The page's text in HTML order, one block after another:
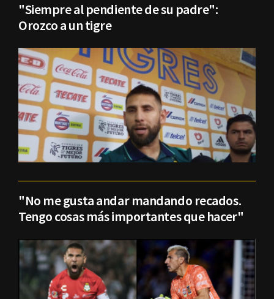
"Siempre al pendiente de su padre":
Orozco a un tigre
"No me gusta andar mandando recados.
Tengo cosas más importantes que hacer"